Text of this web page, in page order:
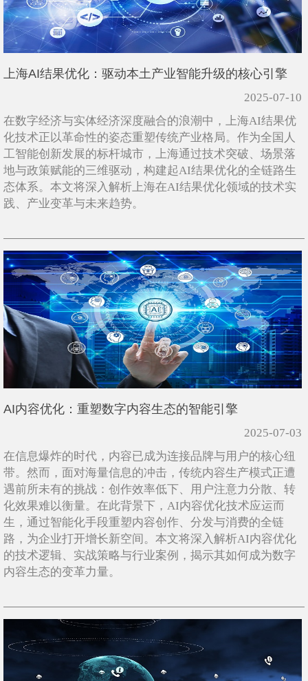
上海AI结果优化：驱动本土产业智能升级的核心引擎
2025-07-10
在数字经济与实体经济深度融合的浪潮中，上海AI结果优
化技术正以革命性的姿态重塑传统产业格局。作为全国人
工智能创新发展的标杆城市，上海通过技术突破、场景落
地与政策赋能的三维驱动，构建起AI结果优化的全链路生
态体系。本文将深入解析上海在AI结果优化领域的技术实
践、产业变革与未来趋势。
AI内容优化：重塑数字内容生态的智能引擎
2025-07-03
在信息爆炸的时代，内容已成为连接品牌与用户的核心纽
带。然而，面对海量信息的冲击，传统内容生产模式正遭
遇前所未有的挑战：创作效率低下、用户注意力分散、转
化效果难以衡量。在此背景下，AI内容优化技术应运而
生，通过智能化手段重塑内容创作、分发与消费的全链
路，为企业打开增长新空间。本文将深入解析AI内容优化
的技术逻辑、实战策略与行业案例，揭示其如何成为数字
内容生态的变革力量。